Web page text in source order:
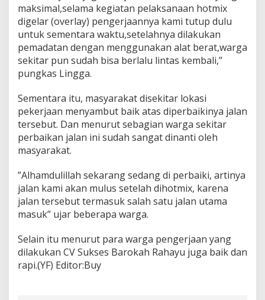
maksimal,selama kegiatan pelaksanaan hotmix
digelar (overlay) pengerjaannya kami tutup dulu
untuk sementara waktu,setelahnya dilakukan
pemadatan dengan menggunakan alat berat,warga
sekitar pun sudah bisa berlalu lintas kembali,”
pungkas Lingga.
Sementara itu, masyarakat disekitar lokasi
pekerjaan menyambut baik atas diperbaikinya jalan
tersebut. Dan menurut sebagian warga sekitar
perbaikan jalan ini sudah sangat dinanti oleh
masyarakat.
”Alhamdulillah sekarang sedang di perbaiki, artinya
jalan kami akan mulus setelah dihotmix, karena
jalan tersebut termasuk salah satu jalan utama
masuk” ujar beberapa warga.
Selain itu menurut para warga pengerjaan yang
dilakukan CV Sukses Barokah Rahayu juga baik dan
rapi.(YF) Editor:Buy